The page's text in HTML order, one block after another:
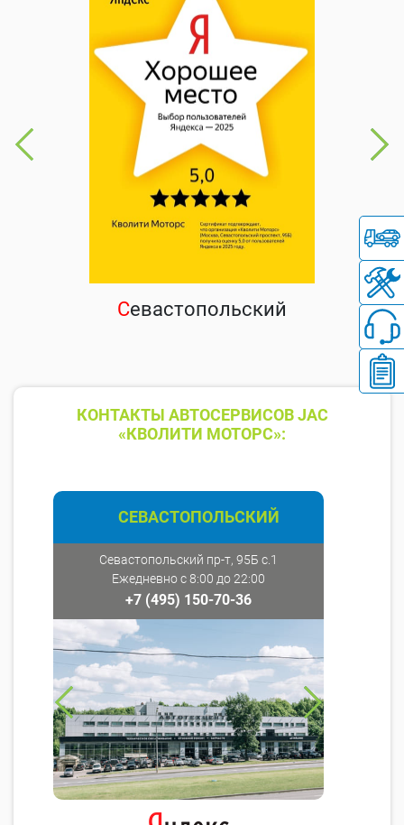
Севастопольский
КОНТАКТЫ АВТОСЕРВИСОВ JAC
«КВОЛИТИ МОТОРС»:
СЕВАСТОПОЛЬСКИЙ
Севастопольский пр-т, 95Б с.1
Ежедневно с 8:00 до 22:00
+7 (495) 150-70-36